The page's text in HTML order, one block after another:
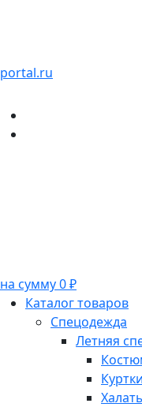
portal.ru
на сумму 0 ₽
Каталог товаров
Спецодежда
Летняя